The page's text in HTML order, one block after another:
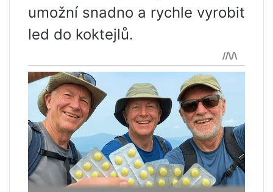
umožní snadno a rychle vyrobit
led do koktejlů.